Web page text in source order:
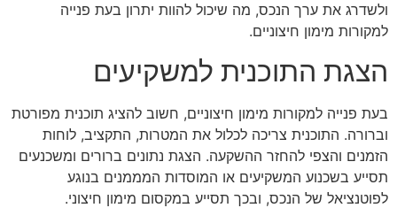
ולשדרג את ערך הנכס, מה שיכול להוות יתרון בעת פנייה
למקורות מימון חיצוניים.
הצגת התוכנית למשקיעים
בעת פנייה למקורות מימון חיצוניים, חשוב להציג תוכנית מפורטת
וברורה. התוכנית צריכה לכלול את המטרות, התקציב, לוחות
הזמנים והצפי להחזר ההשקעה. הצגת נתונים ברורים ומשכנעים
תסייע בשכנוע המשקיעים או המוסדות המממנים בנוגע
לפוטנציאל של הנכס, ובכך תסייע במקסום מימון חיצוני.